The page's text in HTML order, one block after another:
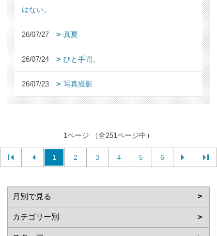
はない。
26/07/27 真夏
26/07/24 ひと手間。
26/07/23 写真撮影
1ページ （全251ページ中）
1 2 3 4 5 6